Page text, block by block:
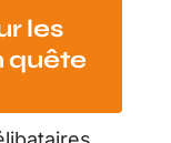
les
quête